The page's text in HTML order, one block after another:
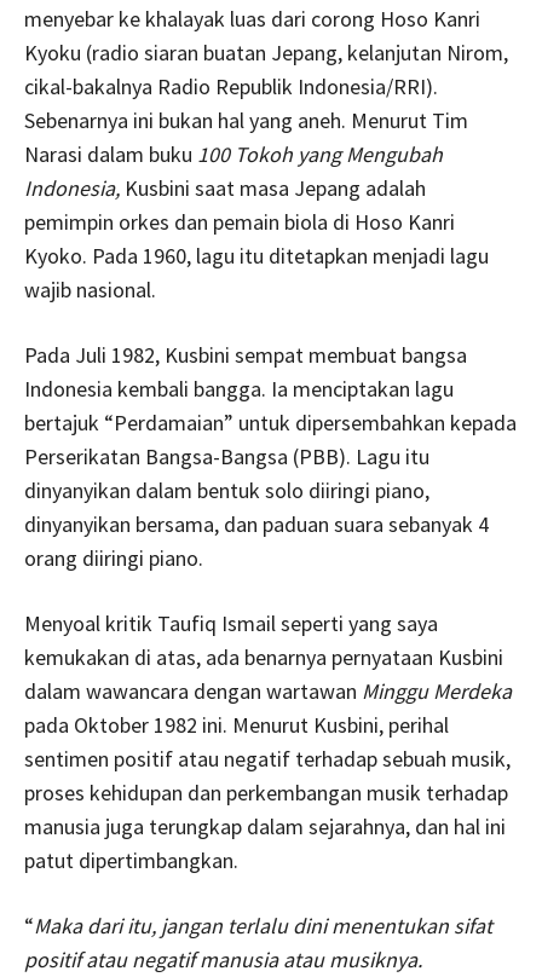
menyebar ke khalayak luas dari corong Hoso Kanri
Kyoku (radio siaran buatan Jepang, kelanjutan Nirom,
cikal-bakalnya Radio Republik Indonesia/RRI).
Sebenarnya ini bukan hal yang aneh. Menurut Tim
Narasi dalam buku 100 Tokoh yang Mengubah
Indonesia, Kusbini saat masa Jepang adalah
pemimpin orkes dan pemain biola di Hoso Kanri
Kyoko. Pada 1960, lagu itu ditetapkan menjadi lagu
wajib nasional.
Pada Juli 1982, Kusbini sempat membuat bangsa
Indonesia kembali bangga. Ia menciptakan lagu
bertajuk “Perdamaian” untuk dipersembahkan kepada
Perserikatan Bangsa-Bangsa (PBB). Lagu itu
dinyanyikan dalam bentuk solo diiringi piano,
dinyanyikan bersama, dan paduan suara sebanyak 4
orang diiringi piano.
Menyoal kritik Taufiq Ismail seperti yang saya
kemukakan di atas, ada benarnya pernyataan Kusbini
dalam wawancara dengan wartawan Minggu Merdeka
pada Oktober 1982 ini. Menurut Kusbini, perihal
sentimen positif atau negatif terhadap sebuah musik,
proses kehidupan dan perkembangan musik terhadap
manusia juga terungkap dalam sejarahnya, dan hal ini
patut dipertimbangkan.
“Maka dari itu, jangan terlalu dini menentukan sifat
positif atau negatif manusia atau musiknya.